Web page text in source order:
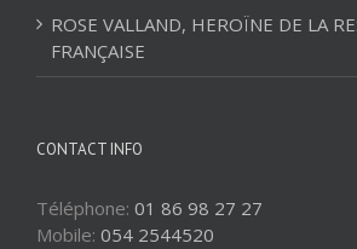
ROSE VALLAND, HEROÏNE DE LA
FRANÇAISE
CONTACT INFO
Téléphone: 01 86 98 27 27
Mobile: 054 2544520